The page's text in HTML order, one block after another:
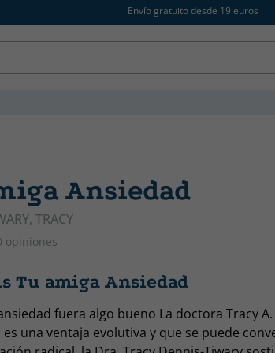
Envío gratuito desde 19 euros
Ansiedad
TRACY
opiniones
Tu amiga Ansiedad
fuera algo bueno La doctora Tracy
es una ventaja evolutiva y que se puede